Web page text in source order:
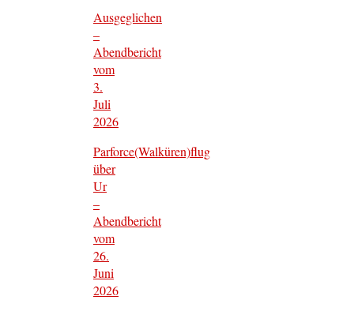
Ausgeglichen
–
Abendbericht
vom
3.
Juli
2026
Parforce(Walküren)flug
über
Ur
–
Abendbericht
vom
26.
Juni
2026